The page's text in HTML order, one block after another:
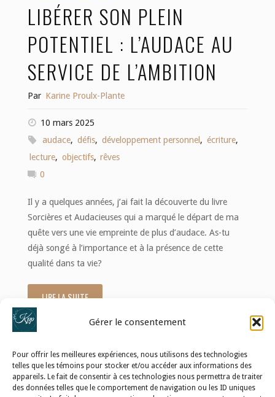
Gérer le consentement
Pour offrir les meilleures expériences, nous utilisons des technologies
telles que les témoins pour stocker et/ou accéder aux informations des
appareils. Le fait de consentir à ces technologies nous permettra de traiter
des données telles que le comportement de navigation ou les ID uniques
LIBÉRER SON PLEIN
POTENTIEL : L’AUDACE AU
SERVICE DE L’AMBITION
Par Karine Proulx-Plante
10 mars 2025
audace, défis, développement personnel , écriture,
lecture, objectifs, rêves
0
Il y a quelques années, j’ai fait la découverte du livre
Sorcières et Audacieuses qui a marqué le départ de ma
quête vers une vie empreinte de plus d’audace. As-tu
déjà songé à l’importance et à la présence de cette
qualité dans ta vie?
LIRE LA SUITE"Libérer
son
potentiel
POLITIQUE DE CONFIDENTIALITÉ